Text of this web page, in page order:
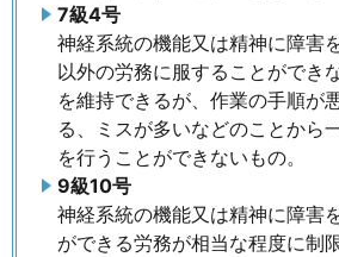
7級4号
神経系統の機能又は精神に障害
以外の労務に服することができ
を維持できるが、作業の手順が
る、ミスが多いなどのことから
を行うことができないもの。
9級10号
神経系統の機能又は精神に障害
ができる労務が相当な程度に制